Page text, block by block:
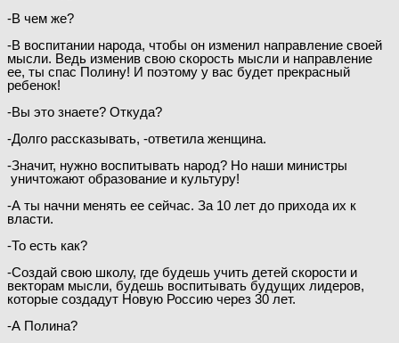
-В чем же?
-В воспитании народа, чтобы он изменил направление своей
мысли. Ведь изменив свою скорость мысли и направление
ее, ты спас Полину! И поэтому у вас будет прекрасный
ребенок!
-Вы это знаете? Откуда?
-Долго рассказывать, -ответила женщина.
-Значит, нужно воспитывать народ? Но наши министры
уничтожают образование и культуру!
-А ты начни менять ее сейчас. За 10 лет до прихода их к
власти.
-То есть как?
-Создай свою школу, где будешь учить детей скорости и
векторам мысли, будешь воспитывать будущих лидеров,
которые создадут Новую Россию через 30 лет.
-А Полина?